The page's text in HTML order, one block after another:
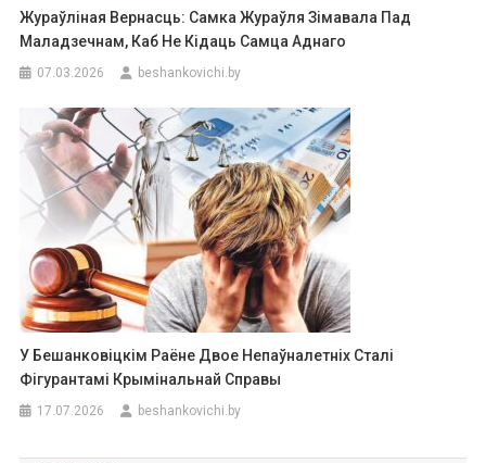
Жураўліная Вернасць: Самка Жураўля Зімавала Пад
Маладзечнам, Каб Не Кідаць Самца Аднаго
07.03.2026 beshankovichi.by
У Бешанковіцкім Раёне Двое Непаўналетніх Сталі
Фігурантамі Крымінальнай Справы
17.07.2026 beshankovichi.by